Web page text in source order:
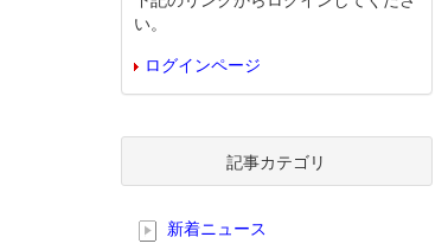
い。
ログインページ
記事カテゴリ
新着ニュース